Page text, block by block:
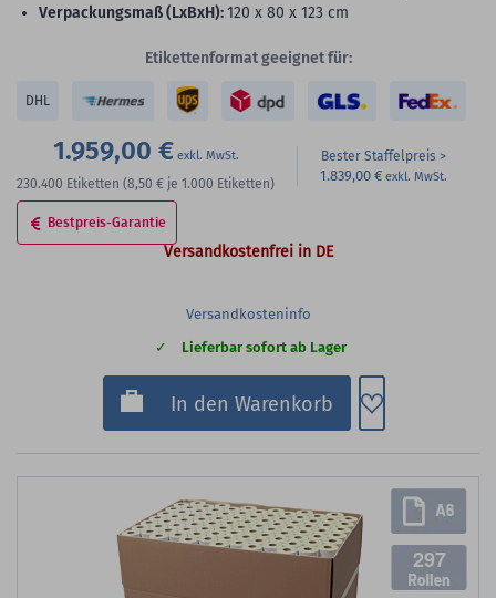
Verpackungsmaß (LxBxH):120 x 80 x 123 cm
Etikettenformat geeignet für:
DHL
1.959,00 €
230.400 Etiketten (8,50 € je 1.000 Etiketten)
Bester Staffelpreis
1.839,00 €
Bestpreis-Garantie
Versandkostenfrei in DE
Versandkosteninfo
Lieferbar sofort ab Lager
In den Warenkorb Zum
297